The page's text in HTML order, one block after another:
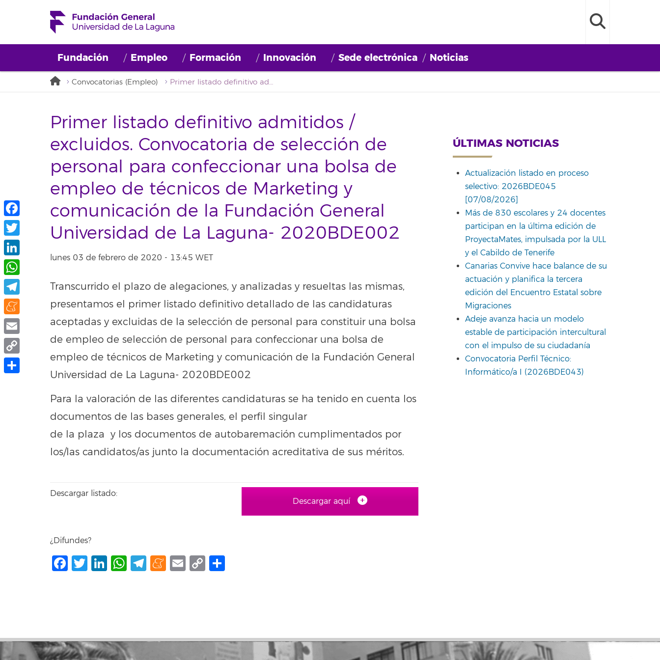
Fundación Empleo Formación Innovación Sede electrónica Noticias
Convocatorias (Empleo) Primer listado definitivo admitidos / excluidos. Convocatoria de selección de personal para confeccionar una bolsa de empleo de técnicos de Marketing y comunicación de la Fundación General Universidad de La Laguna- 2020BDE002
Primer listado definitivo admitidos /
excluidos. Convocatoria de selección de
personal para confeccionar una bolsa de
empleo de técnicos de Marketing y
comunicación de la Fundación General
Universidad de La Laguna- 2020BDE002
lunes 03 de febrero de 2020 - 13:45 WET
Transcurrido el plazo de alegaciones, y analizadas y resueltas las mismas,
presentamos el primer listado definitivo detallado de las candidaturas
aceptadas y excluidas de la selección de personal para constituir una bolsa
de empleo de selección de personal para confeccionar una bolsa de
empleo de técnicos de Marketing y comunicación de la Fundación General
Universidad de La Laguna- 2020BDE002
Para la valoración de las diferentes candidaturas se ha tenido en cuenta los
documentos de las bases generales, el perfil singular
de la plaza y los documentos de autobaremación cumplimentados por
los/las candidatos/as junto la documentación acreditativa de sus méritos.
Descargar listado:
Descargar aquí
¿Difundes?
Facebook
Twitter
LinkedIn
WhatsApp
Telegram
Meneame
Email
Copy
ÚLTIMAS NOTICIAS
Actualización listado en proceso
selectivo: 2026BDE045
[07/08/2026]
Más de 830 escolares y 24 docentes
participan en la última edición de
ProyectaMates, impulsada por la ULL
y el Cabildo de Tenerife
Canarias Convive hace balance de su
actuación y planifica la tercera
edición del Encuentro Estatal sobre
Migraciones
Adeje avanza hacia un modelo
estable de participación intercultural
con el impulso de su ciudadanía
Convocatoria Perfil Técnico:
Informático/a I (2026BDE043)
Facebook
Twitter
LinkedIn
WhatsApp
Telegram
Meneame
Email
Copy